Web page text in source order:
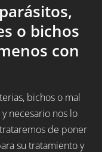
o bichos
con
bichos o mal
necesario nos lo
de poner
su tratamiento y